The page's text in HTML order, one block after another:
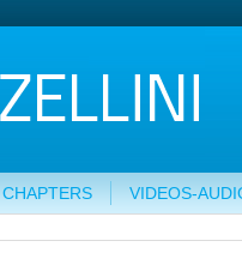
VIDEOS-